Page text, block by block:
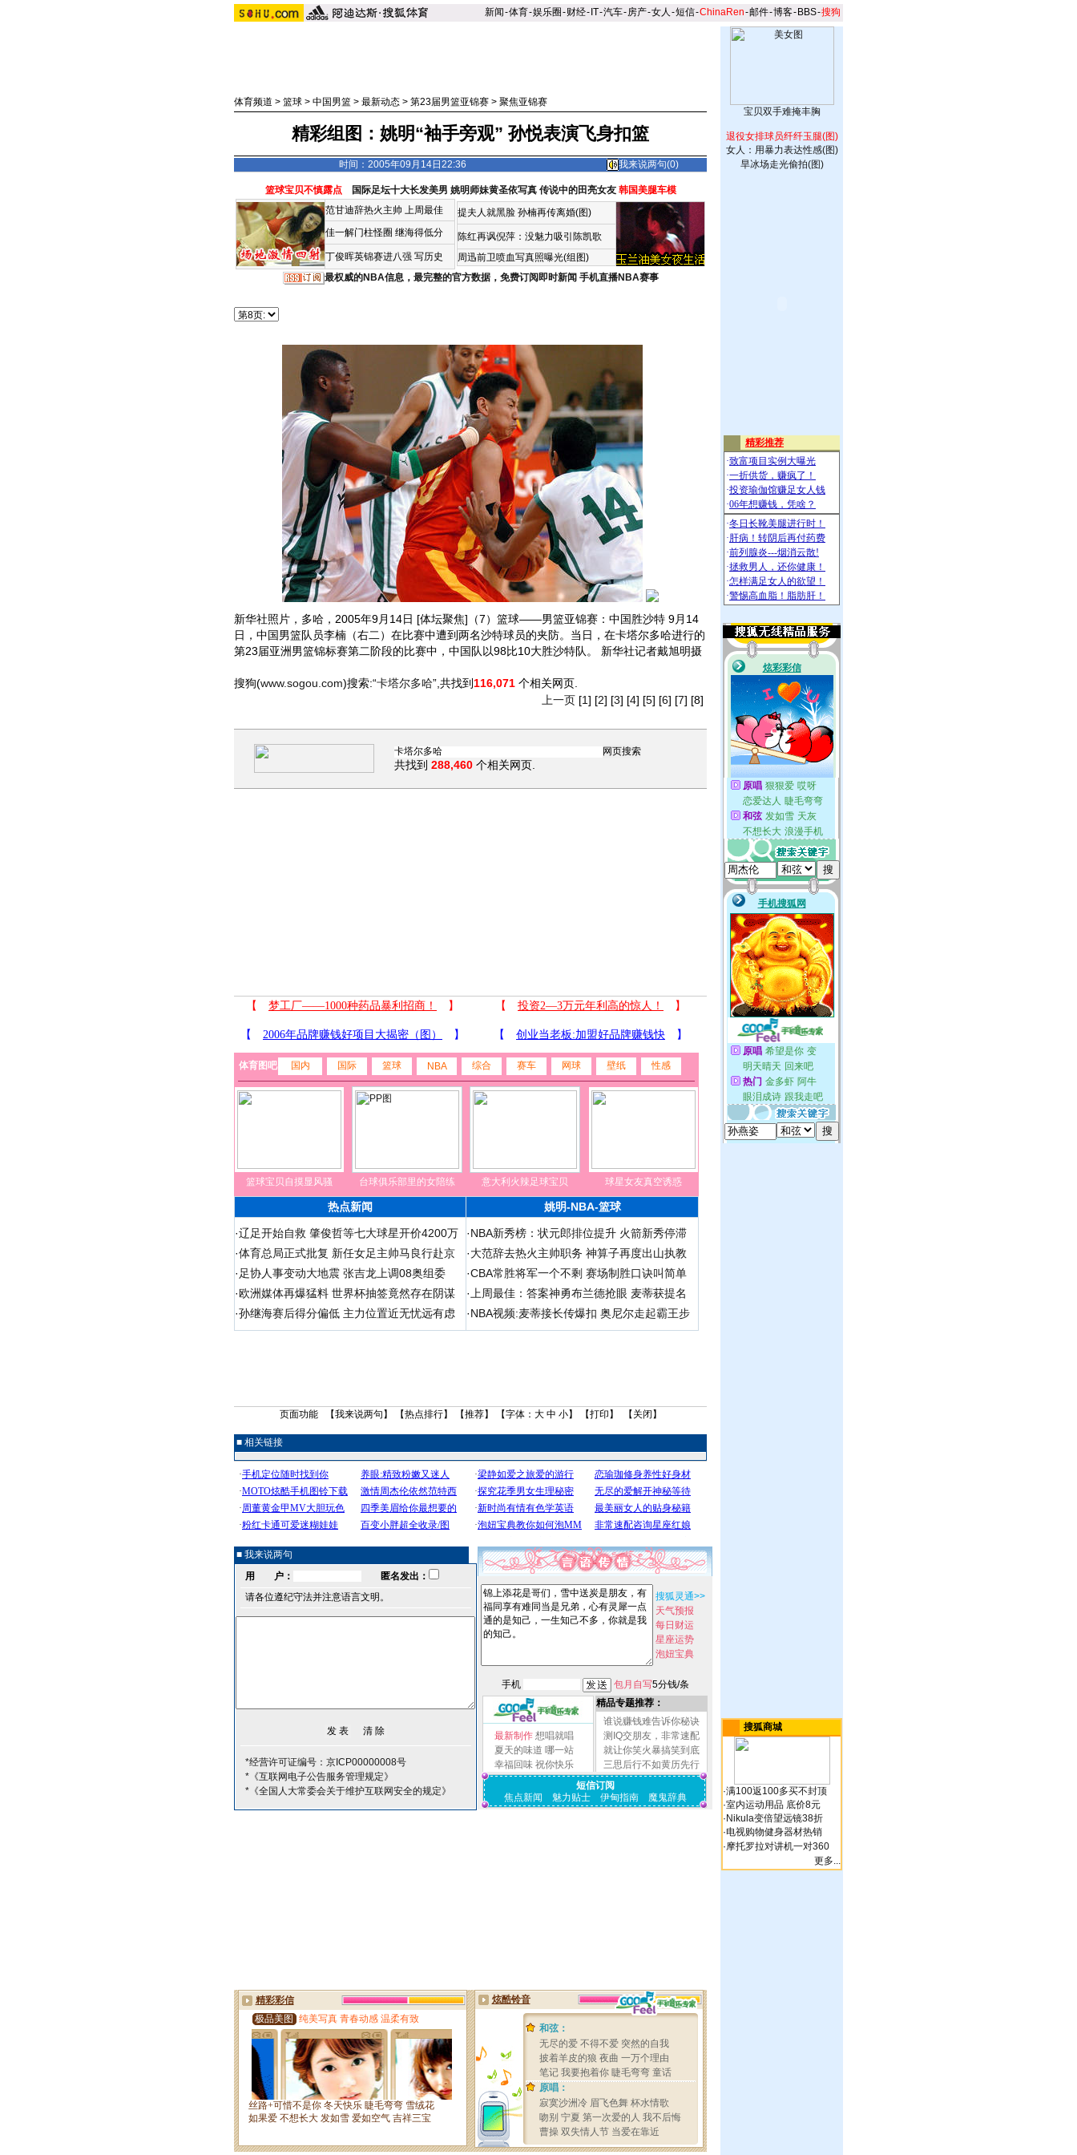
新闻-体育-娱乐圈 -财经- IT-汽车-房产-女人 -短信-ChinaRen-邮件-博客- BBS-搜狗
体育频道 > 篮球 > 中国男篮 > 最新动态 > 第23届男篮亚锦赛 > 聚焦亚锦赛
精彩组图：姚明“袖手旁观” 孙悦表演飞身扣篮
时间：2005年09月14日22:36 我来说两句(0)
篮球宝贝不慎露点 国际足坛十大长发美男 姚明师妹黄圣依写真 传说中的田亮女友 韩国美腿车模
范甘迪辞热火主帅 上周最佳
佳一解门柱怪圈 继海得低分
丁俊晖英锦赛进八强 写历史
提夫人就黑脸 孙楠再传离婚(图)
陈红再讽倪萍：没魅力吸引陈凯歌
周迅前卫喷血写真照曝光(组图)
最权威的NBA信息，最完整的官方数据，免费订阅即时新闻 手机直播NBA赛事
新华社照片，多哈，2005年9月14日 [体坛聚焦]（7）篮球――男篮亚锦赛：中国胜沙特 9月14
日，中国男篮队员李楠（右二）在比赛中遭到两名沙特球员的夹防。当日，在卡塔尔多哈进行的
第23届亚洲男篮锦标赛第二阶段的比赛中，中国队以98比10大胜沙特队。 新华社记者戴旭明摄
搜狗(www.sogou.com)搜索:“卡塔尔多哈”,共找到 116,071 个相关网页.
上一页 [1] [2] [3] [4] [5] [6] [7] [8]
共找到 288,460 个相关网页.
体育图吧 国内 国际 篮球 NBA 综合 赛车 网球 壁纸 性感
篮球宝贝自摸显风骚 台球俱乐部里的女陪练 意大利火辣足球宝贝 球星女友真空诱惑
热点新闻 姚明-NBA-篮球
·辽足开始自救 肇俊哲等七大球星开价4200万
·体育总局正式批复 新任女足主帅马良行赴京
· 足协人事变动大地震 张吉龙上调08奥组委
·欧洲媒体再爆猛料 世界杯抽签竟然存在阴谋
·孙继海赛后得分偏低 主力位置近无忧远有虑
·NBA新秀榜：状元郎排位提升 火箭新秀停滞
·大范辞去热火主帅职务 神算子再度出山执教
·CBA常胜将军一个不剩 赛场制胜口诀叫简单
· 上周最佳：答案神勇布兰德抢眼 麦蒂获提名
·NBA视频:麦蒂接长传爆扣 奥尼尔走起霸王步
页面功能 【我来说两句 】 【热点排行】 【推荐】 【字体： 大 中 小】 【打印 】 【 关闭 】
■ 相关链接
■ 我来说两句
用 户：
匿名发出：
请各位遵纪守法并注意语言文明。
*经营许可证编号：京ICP00000008号
*《互联网电子公告服务管理规定》
*《全国人大常委会关于维护互联网安全的规定》
搜狐灵通>>
天气预报
每日财运
星座运势
泡妞宝典
手机 包月自写5分钱/条
最新制作 想唱就唱
夏天的味道 哪一站
幸福回味 祝你快乐
精品专题推荐：
谁说赚钱难告诉你秘诀
测IQ交朋友，非常速配
就让你笑火暴搞笑到底
三思后行不如黄历先行
短信订阅
焦点新闻
魅力贴士 伊甸指南 魔鬼辞典
宝贝双手难掩丰胸
退役女排球员纤纤玉腿(图)
女人：用暴力表达性感(图)
旱冰场走光偷拍(图)
搜狐商城
·满100返100多买不封顶
·室内运动用品 底价8元
· Nikula变倍望远镜38折
·电视购物健身器材热销
·摩托罗拉对讲机一对360
更多...